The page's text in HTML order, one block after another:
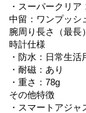
・スーパークリ
中留：ワンプッシ
腕周り長さ（最長
時計仕様
・防水：日常生活
・耐磁：あり
・重さ：78g
その他特徴
・スマートアジ